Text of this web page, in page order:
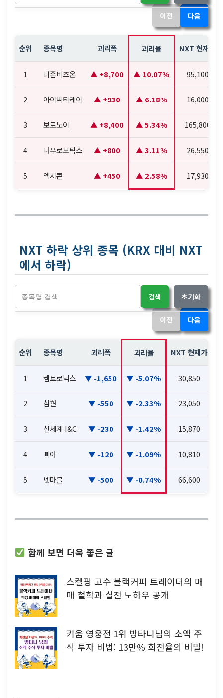
이전 다음
순위 종목명 괴리폭 괴리율 NXT 현재가
1 더존비즈온 +8,700 10.07% 95,100
2 아이씨티케이 +930 6.18% 16,000
3 보로노이 +8,400 5.34% 165,800
4 나우로보틱스 +800 3.11% 26,550
5 엑시콘 +450 2.58% 17,930
NXT 하락 상위 종목 (KRX 대비 NXT
에서 하락)
검색 초기화
이전 다음
순위 종목명 괴리폭 괴리율 NXT 현재가
1 켐트로닉스 -1,650 -5.07% 30,850
2 삼현 -550 -2.33% 23,050
3 신세계 I&C -230 -1.42% 15,870
4 삐아 -120 -1.09% 10,810
5 넷마블 -500 -0.74% 66,600
함께 보면 더욱 좋은 글
스켈핑 고수 블랙커피 트레이더의 매
매 철학과 실전 노하우 공개
키움 영웅전 1위 방타니님의 소액 주
식 투자 비법: 13만% 회전율의 비밀!